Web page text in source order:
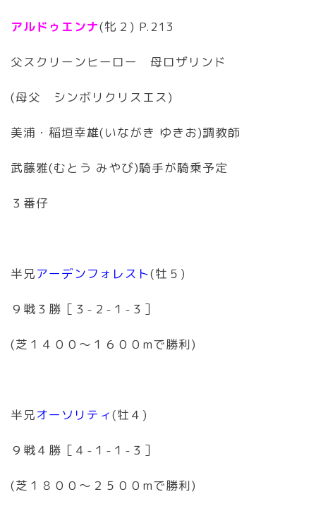
アルドゥエンナ(牝２) P.213
父スクリーンヒーロー 母ロザリンド
(母父 シンボリクリスエス)
美浦・稲垣幸雄(いながき ゆきお)調教師
武藤雅(むとう みやび)騎手が騎乗予定
３番仔
半兄アーデンフォレスト(牡５)
９戦３勝［３-２-１-３］
(芝１４００〜１６００mで勝利)
半兄オーソリティ(牡４)
９戦４勝［４-１-１-３］
(芝１８００〜２５００mで勝利)